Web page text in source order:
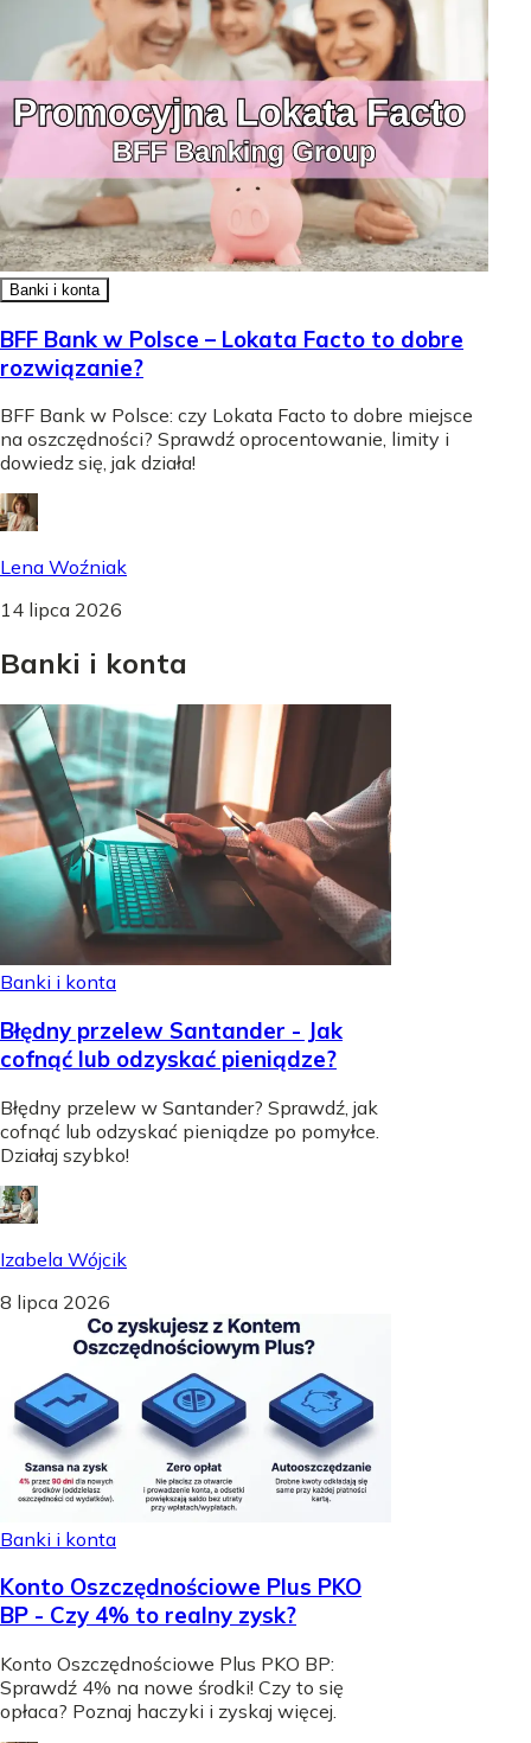
Banki i konta
BFF Bank w Polsce – Lokata Facto to dobre
rozwiązanie?
BFF Bank w Polsce: czy Lokata Facto to dobre miejsce
na oszczędności? Sprawdź oprocentowanie, limity i
dowiedz się, jak działa!
Lena Woźniak
14 lipca 2026
Banki i konta
Banki i konta
Błędny przelew Santander - Jak
cofnąć lub odzyskać pieniądze?
Błędny przelew w Santander? Sprawdź, jak
cofnąć lub odzyskać pieniądze po pomyłce.
Działaj szybko!
Izabela Wójcik
8 lipca 2026
Banki i konta
Konto Oszczędnościowe Plus PKO
BP - Czy 4% to realny zysk?
Konto Oszczędnościowe Plus PKO BP:
Sprawdź 4% na nowe środki! Czy to się
opłaca? Poznaj haczyki i zyskaj więcej.